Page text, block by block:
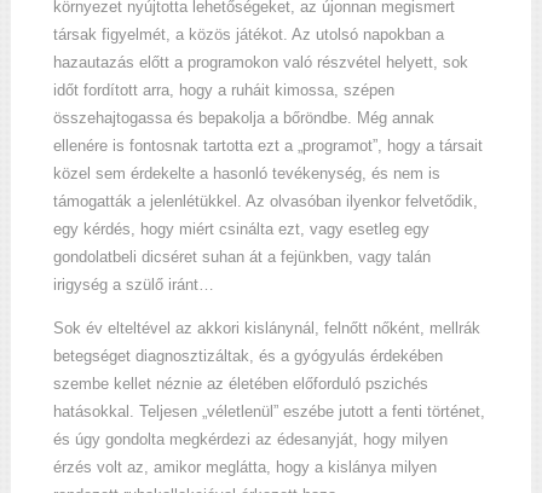
környezet nyújtotta lehetőségeket, az újonnan megismert
társak figyelmét, a közös játékot. Az utolsó napokban a
hazautazás előtt a programokon való részvétel helyett, sok
időt fordított arra, hogy a ruháit kimossa, szépen
összehajtogassa és bepakolja a bőröndbe. Még annak
ellenére is fontosnak tartotta ezt a „programot”, hogy a társait
közel sem érdekelte a hasonló tevékenység, és nem is
támogatták a jelenlétükkel. Az olvasóban ilyenkor felvetődik,
egy kérdés, hogy miért csinálta ezt, vagy esetleg egy
gondolatbeli dicséret suhan át a fejünkben, vagy talán
irigység a szülő iránt…
Sok év elteltével az akkori kislánynál, felnőtt nőként, mellrák
betegséget diagnosztizáltak, és a gyógyulás érdekében
szembe kellet néznie az életében előforduló pszichés
hatásokkal. Teljesen „véletlenül” eszébe jutott a fenti történet,
és úgy gondolta megkérdezi az édesanyját, hogy milyen
érzés volt az, amikor meglátta, hogy a kislánya milyen